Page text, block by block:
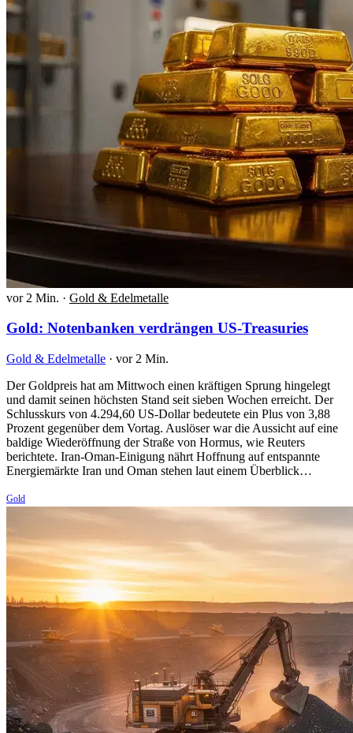
vor 2 Min. · Gold & Edelmetalle
Gold: Notenbanken verdrängen US-Treasuries
Gold & Edelmetalle · vor 2 Min.
Der Goldpreis hat am Mittwoch einen kräftigen Sprung hingelegt
und damit seinen höchsten Stand seit sieben Wochen erreicht. Der
Schlusskurs von 4.294,60 US-Dollar bedeutete ein Plus von 3,88
Prozent gegenüber dem Vortag. Auslöser war die Aussicht auf eine
baldige Wiederöffnung der Straße von Hormus, wie Reuters
berichtete. Iran-Oman-Einigung nährt Hoffnung auf entspannte
Energiemärkte Iran und Oman stehen laut einem Überblick…
Gold